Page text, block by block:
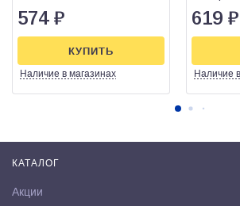
574 ₽
Наличие в магазинах
КУПИТЬ
619 ₽
Наличие
КАТАЛОГ
Акции